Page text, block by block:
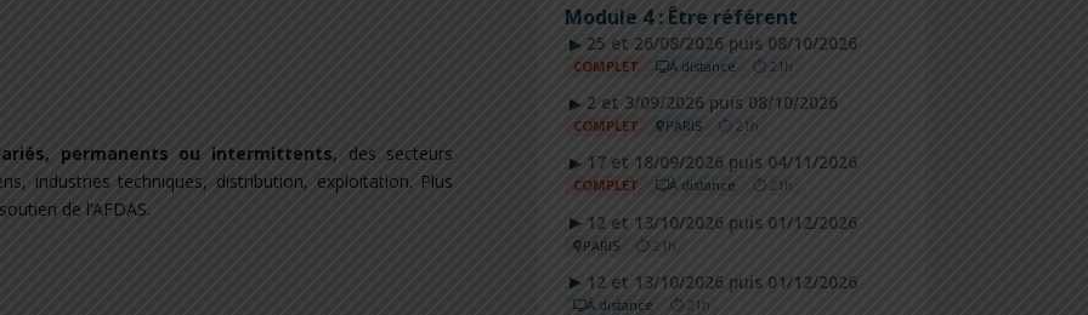
permanents ou intermittents, des secteurs
industries techniques, distribution, exploitation. Plus
de l’AFDAS.
Module 4 : Être référent
▶ 25 et 26/08/2026 puis 08/10/2026
COMPLET À distance ⏱ 21h
▶ 2 et 3/09/2026 puis 08/10/2026
COMPLET PARIS ⏱ 21h
▶ 17 et 18/09/2026 puis 04/11/2026
COMPLET À distance ⏱ 21h
▶ 12 et 13/10/2026 puis 01/12/2026
PARIS ⏱ 21h
▶ 12 et 13/10/2026 puis 01/12/2026
À distance ⏱ 21h